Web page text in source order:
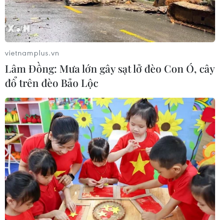
VIB ra mắt One Card, mở ra bước
tiến mới về thẻ tín dụng
Xem thêm
CƠ QUAN CHỦ QUẢN: THÔNG TẤN XÃ VIỆT NAM
Tổng Biên tập: TRẦN TIẾN DUẨN
Phó Tổng Biên tập: NGUYỄN THỊ TÁM, KHÚC THANH
THỦY
vietnamplus.vn
Lâm Đồng: Mưa lớn gây sạt lở đèo Con Ó, cây
đổ trên đèo Bảo Lộc